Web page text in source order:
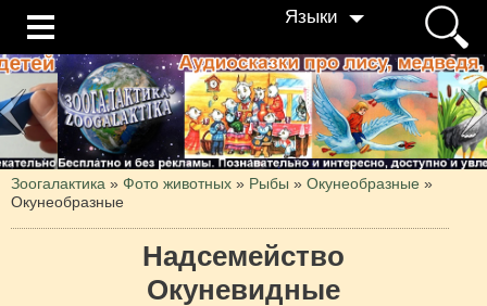
Языки
Зоогалактика » Фото животных » Рыбы » Окунеобразные »
Окунеобразные
Надсемейство
Окуневидные